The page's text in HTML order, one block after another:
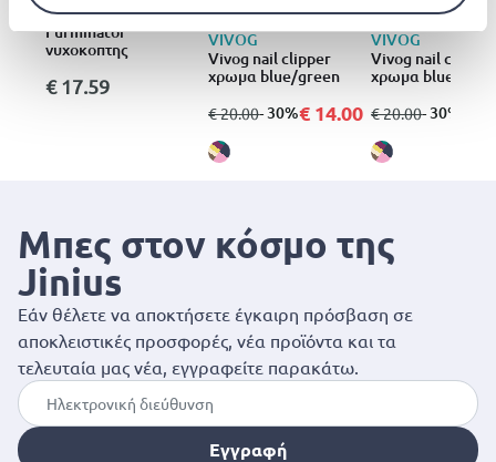
FURMINATOR
Furminator
νυχοκοπτης
€ 17.59
VIVOG
Vivog nail clipper
χρωμα blue/green
από
€ 20.00σε
- 30%€ 14.00
VIVOG
Vivog nail clipper
χρωμα blue/
από
€ 20.00σε
- 30%
Μπες στον κόσμο της
Jinius
Εάν θέλετε να αποκτήσετε έγκαιρη πρόσβαση σε
αποκλειστικές προσφορές, νέα προϊόντα και τα
τελευταία μας νέα, εγγραφείτε παρακάτω.
Εγγραφή